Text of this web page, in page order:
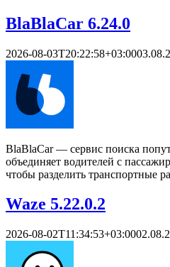
BlaBlaCar 6.24.0
2026-08-03T20:22:58+03:00
BlaBlaCar — сервис поиска
объединяет водителей с
чтобы разделить транспортные
Waze 5.22.0.2
2026-08-02T11:34:53+03:00